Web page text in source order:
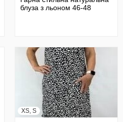
блуза з льоном 46-48
XS, S